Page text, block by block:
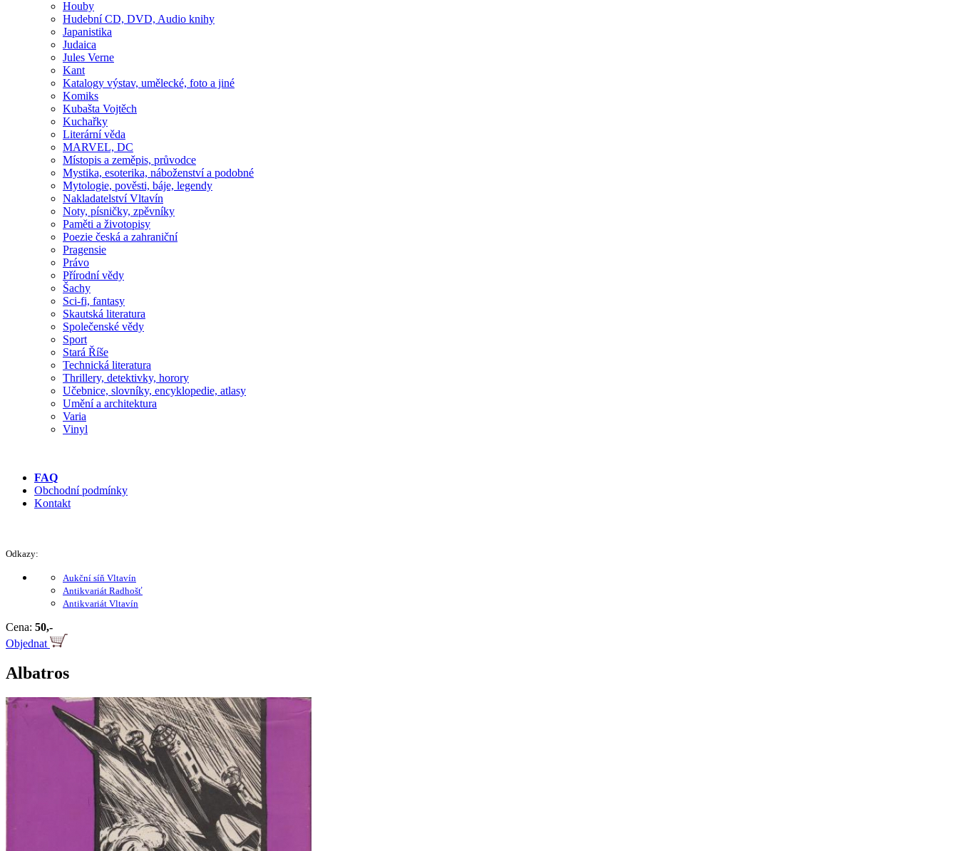
Houby
Hudební CD, DVD, Audio knihy
Japanistika
Judaica
Jules Verne
Kant
Katalogy výstav, umělecké, foto a jiné
Komiks
Kubašta Vojtěch
Kuchařky
Literární věda
MARVEL, DC
Místopis a zeměpis, průvodce
Mystika, esoterika, náboženství a podobné
Mytologie, pověsti, báje, legendy
Nakladatelství Vltavín
Noty, písničky, zpěvníky
Paměti a životopisy
Poezie česká a zahraniční
Pragensie
Právo
Přírodní vědy
Šachy
Sci-fi, fantasy
Skautská literatura
Společenské vědy
Sport
Stará Říše
Technická literatura
Thrillery, detektivky, horory
Učebnice, slovníky, encyklopedie, atlasy
Umění a architektura
Varia
Vinyl
FAQ
Obchodní podmínky
Kontakt
Odkazy:
Aukční síň Vltavín
Antikvariát Radhošť
Antikvariát Vltavín
Cena: 50,-
Objednat
Albatros